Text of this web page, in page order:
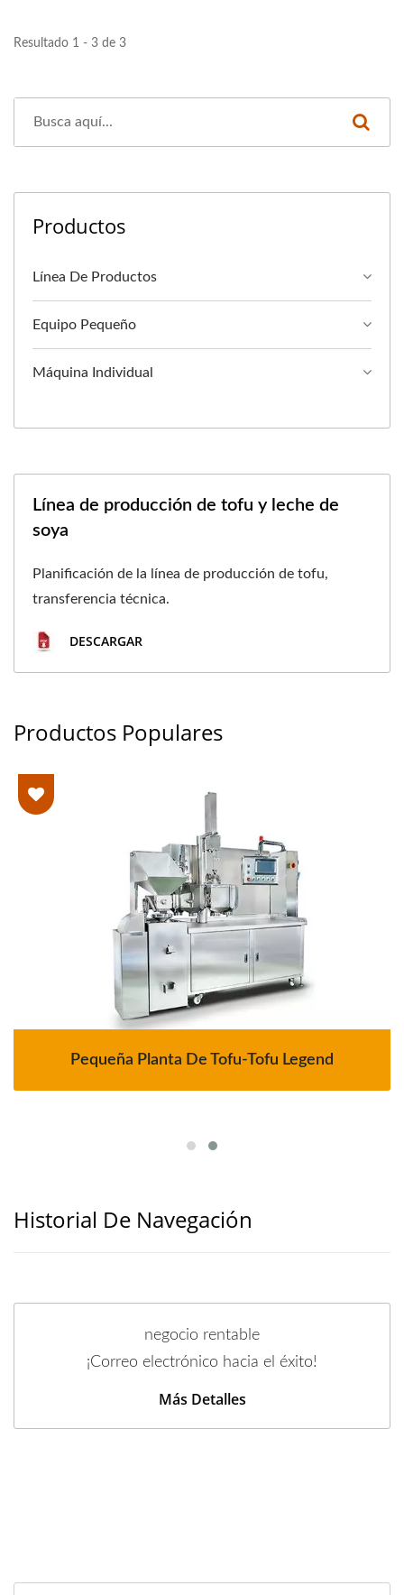
Resultado 1 - 3 de 3
Productos
Línea De Productos
Equipo Pequeño
Máquina Individual
Línea de producción de tofu y leche de
soya
Planificación de la línea de producción de tofu,
transferencia técnica.
DESCARGAR
Productos Populares
Pequeña Planta De Tofu-Tofu Legend
Historial De Navegación
negocio rentable
¡Correo electrónico hacia el éxito!
Más Detalles